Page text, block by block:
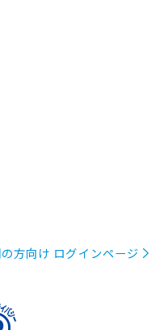
方向け ログインページ